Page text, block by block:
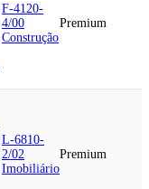
F-4120-
4/00
Construção
Premium
L-6810-
2/02
Imobiliário
Premium